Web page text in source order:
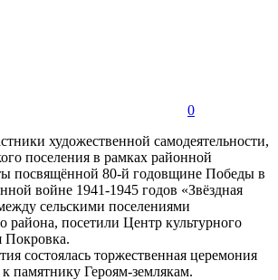
0
художественной самодеятельности,
поселения в рамках районной
посвящённой 80-й годовщине Победы в
войне 1941-1945 годов «Звёздная
сельскими поселениями
района, посетили Центр культурного
Покровка.
состоялась торжественная церемония
памятнику Героям-землякам.